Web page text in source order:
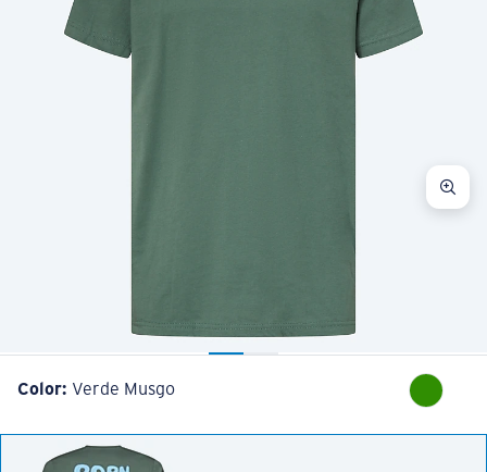
Color: Verde Musgo